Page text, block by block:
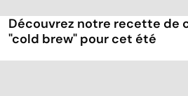
Découvrez notre recette de
"cold brew" pour cet été